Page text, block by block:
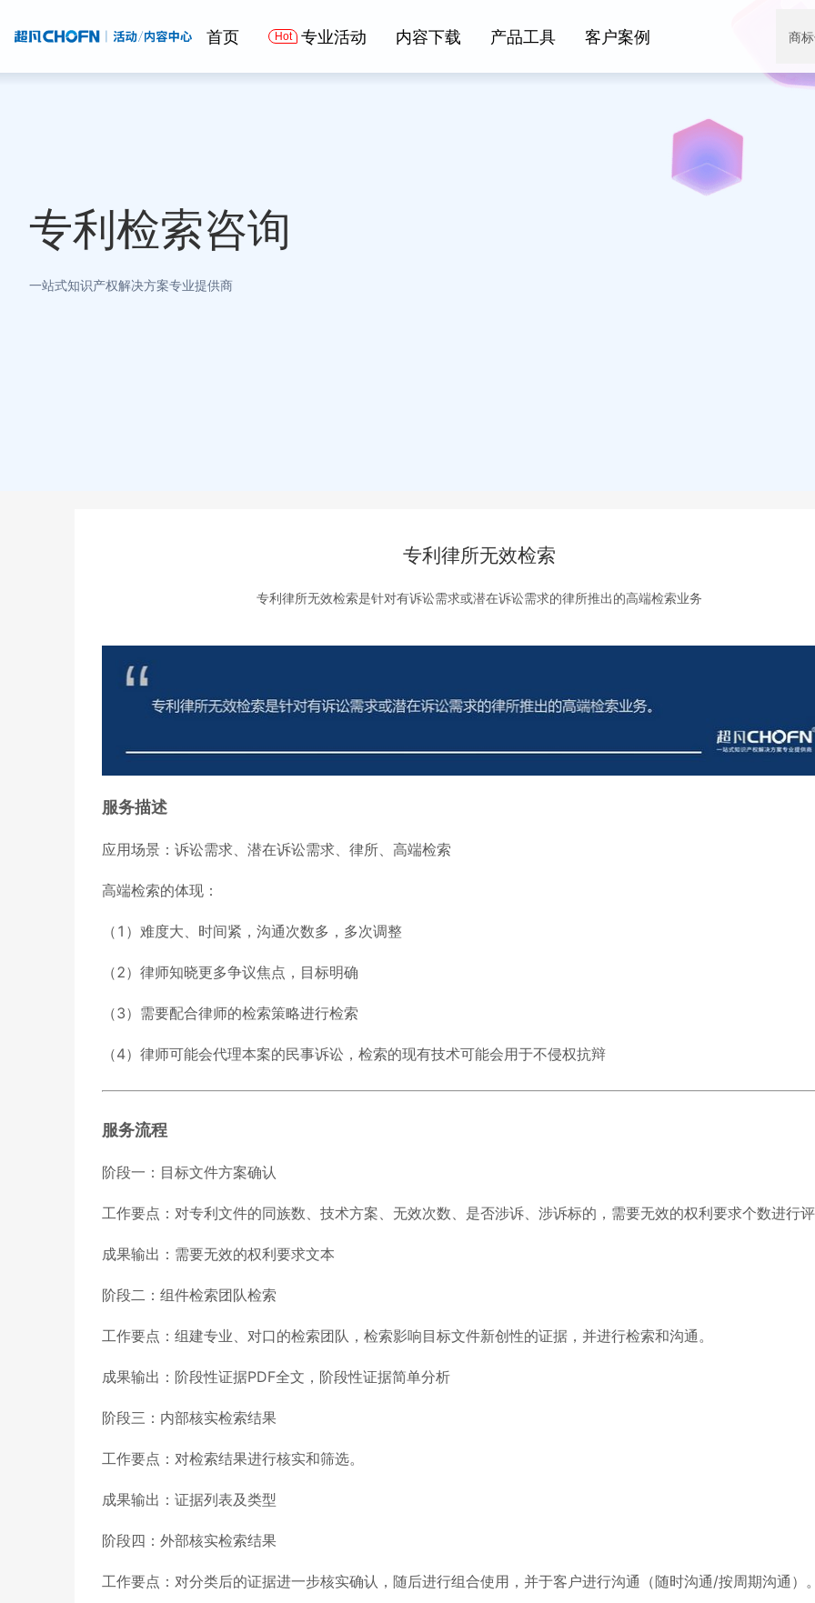
首页 专业活动 内容下载 产品工具 客户案例 商
专利检索咨询
一站式知识产权解决方案专业提供商
专利律所无效检索
专利律所无效检索是针对有诉讼需求或潜在诉讼需求的律所推出的高端检索业务
服务描述
应用场景：诉讼需求、潜在诉讼需求、律所、高端检索
高端检索的体现：
（1）难度大、时间紧，沟通次数多，多次调整
（2）律师知晓更多争议焦点，目标明确
（3）需要配合律师的检索策略进行检索
（4）律师可能会代理本案的民事诉讼，检索的现有技术可能会用于不侵权抗辩
服务流程
阶段一：目标文件方案确认
工作要点：对专利文件的同族数、技术方案、无效次数、是否涉诉、涉诉标的，需要无效的权利要求个数进行
成果输出：需要无效的权利要求文本
阶段二：组件检索团队检索
工作要点：组建专业、对口的检索团队，检索影响目标文件新创性的证据，并进行检索和沟通。
成果输出：阶段性证据PDF全文，阶段性证据简单分析
阶段三：内部核实检索结果
工作要点：对检索结果进行核实和筛选。
成果输出：证据列表及类型
阶段四：外部核实检索结果
工作要点：对分类后的证据进一步核实确认，随后进行组合使用，并于客户进行沟通（随时沟通/按周期沟通）